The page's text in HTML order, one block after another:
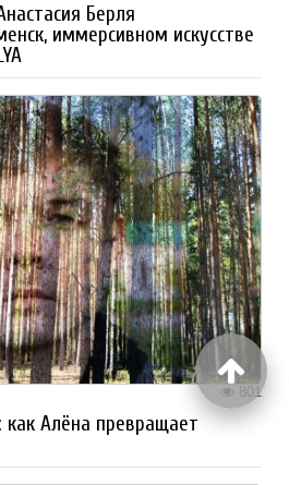
Берля
иммерсивном искусстве
801
как Алёна превращает